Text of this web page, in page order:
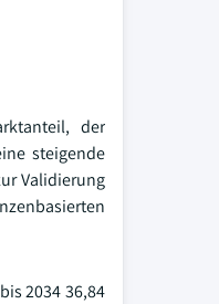
der
steigende
Validierung
2034 36,84